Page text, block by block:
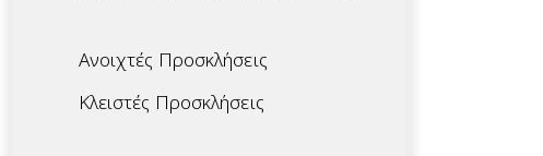
Ανοιχτές Προσκλήσεις
Κλειστές Προσκλήσεις